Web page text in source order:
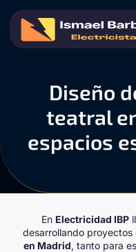
Diseño
teatral
espacios
En Electricidad IBP
desarrollando proyectos
en Madrid, tanto para